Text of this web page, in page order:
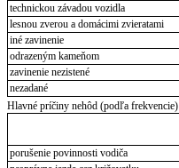
technickou závadou vozidla
lesnou zverou a domácimi zvieratami
iné zavinenie
odrazeným kameňom
zavinenie nezistené
nezadané
Hlavné príčiny nehôd (podľa frekvencie)
porušenie povinnosti vodiča